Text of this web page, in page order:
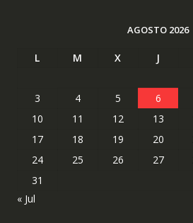
AGOSTO 2026
L M X J
3
4 5 6
10
11 12 13
17
18 19 20
24
25 26 27
31
« Jul